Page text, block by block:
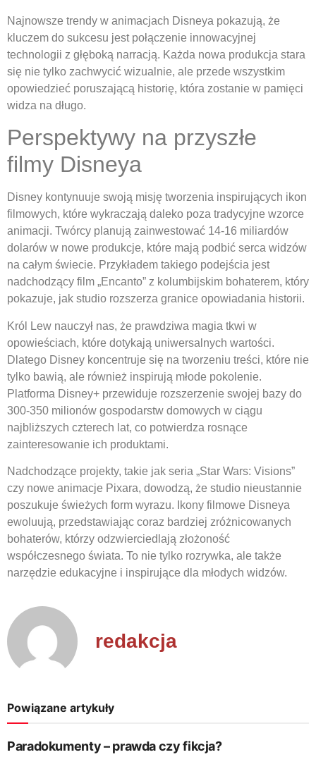
Najnowsze trendy w animacjach Disneya pokazują, że
kluczem do sukcesu jest połączenie innowacyjnej
technologii z głęboką narracją. Każda nowa produkcja stara
się nie tylko zachwycić wizualnie, ale przede wszystkim
opowiedzieć poruszającą historię, która zostanie w pamięci
widza na długo.
Perspektywy na przyszłe
filmy Disneya
Disney kontynuuje swoją misję tworzenia inspirujących ikon
filmowych, które wykraczają daleko poza tradycyjne wzorce
animacji. Twórcy planują zainwestować 14-16 miliardów
dolarów w nowe produkcje, które mają podbić serca widzów
na całym świecie. Przykładem takiego podejścia jest
nadchodzący film „Encanto” z kolumbijskim bohaterem, który
pokazuje, jak studio rozszerza granice opowiadania historii.
Król Lew nauczył nas, że prawdziwa magia tkwi w
opowieściach, które dotykają uniwersalnych wartości.
Dlatego Disney koncentruje się na tworzeniu treści, które nie
tylko bawią, ale również inspirują młode pokolenie.
Platforma Disney+ przewiduje rozszerzenie swojej bazy do
300-350 milionów gospodarstw domowych w ciągu
najbliższych czterech lat, co potwierdza rosnące
zainteresowanie ich produktami.
Nadchodzące projekty, takie jak seria „Star Wars: Visions”
czy nowe animacje Pixara, dowodzą, że studio nieustannie
poszukuje świeżych form wyrazu. Ikony filmowe Disneya
ewoluują, przedstawiając coraz bardziej zróżnicowanych
bohaterów, którzy odzwierciedlają złożoność
współczesnego świata. To nie tylko rozrywka, ale także
narzędzie edukacyjne i inspirujące dla młodych widzów.
redakcja
Powiązane artykuły
Paradokumenty – prawda czy fikcja?